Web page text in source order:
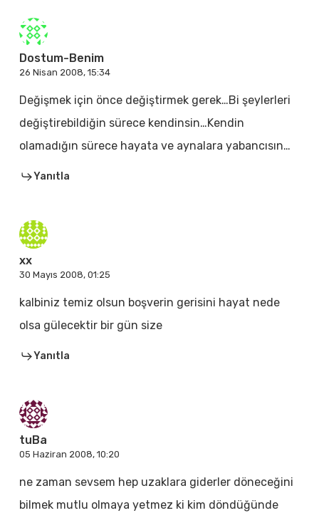
Dostum-Benim
26 Nisan 2008, 15:34
Değişmek için önce değiştirmek gerek…Bi şeylerleri
değiştirebildiğin sürece kendinsin…Kendin
olamadığın sürece hayata ve aynalara yabancısın…
Yanıtla
xx
30 Mayıs 2008, 01:25
kalbiniz temiz olsun boşverin gerisini hayat nede
olsa gülecektir bir gün size
Yanıtla
tuBa
05 Haziran 2008, 10:20
ne zaman sevsem hep uzaklara giderler döneceğini
bilmek mutlu olmaya yetmez ki kim döndüğünde